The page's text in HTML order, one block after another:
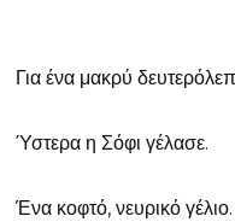
Για ένα μακρύ
Ύστερα η Σόφι γέλασε.
Ένα κοφτό, νευρικό γέλιο.